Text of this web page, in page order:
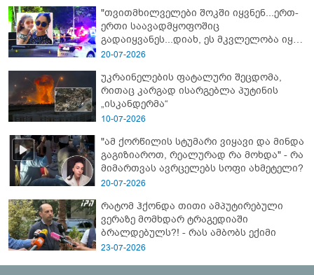
"თვითმხილველები შოკში იყვნენ...ერთ-
ერთი საავადმყოფოშიც
გადაიყვანეს...დიახ, ეს მკვლელობა იყო"
- გორში დატრიალებული ტრაგედიის
20-07-2026
უკრაინელების ფატალური შეცდომა,
რითაც კარგად ისარგებლა პუტინის
„ისკანდერმა“
10-07-2026
"ამ ქორწილის სტუმარი ვიყავი და მინდა
გაგიზიაროთ, რეალურად რა მოხდა" - რა
მიმართვას ავრცელებს სოფი ახმეტელი?
20-07-2026
რატომ ჰქონდა თითი ამპუტირებული
ვერაზე მომხდარ ტრაგედიაში
ბრალდებულს?! - რას ამბობს ექიმი
23-07-2026